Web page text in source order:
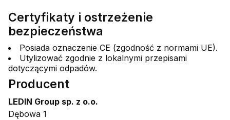
Certyfikaty i ostrzeżenie
bezpieczeństwa
Posiada oznaczenie CE (zgodność z normami UE).
Utylizować zgodnie z lokalnymi przepisami
dotyczącymi odpadów.
Producent
LEDIN Group sp. z o.o.
Dębowa 1